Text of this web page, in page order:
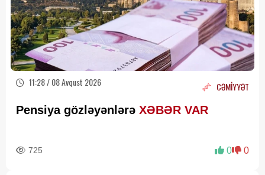
11:28 / 08 Avqust 2026 CƏMİYYƏT
Pensiya gözləyənlərə XƏBƏR VAR
725 0 0